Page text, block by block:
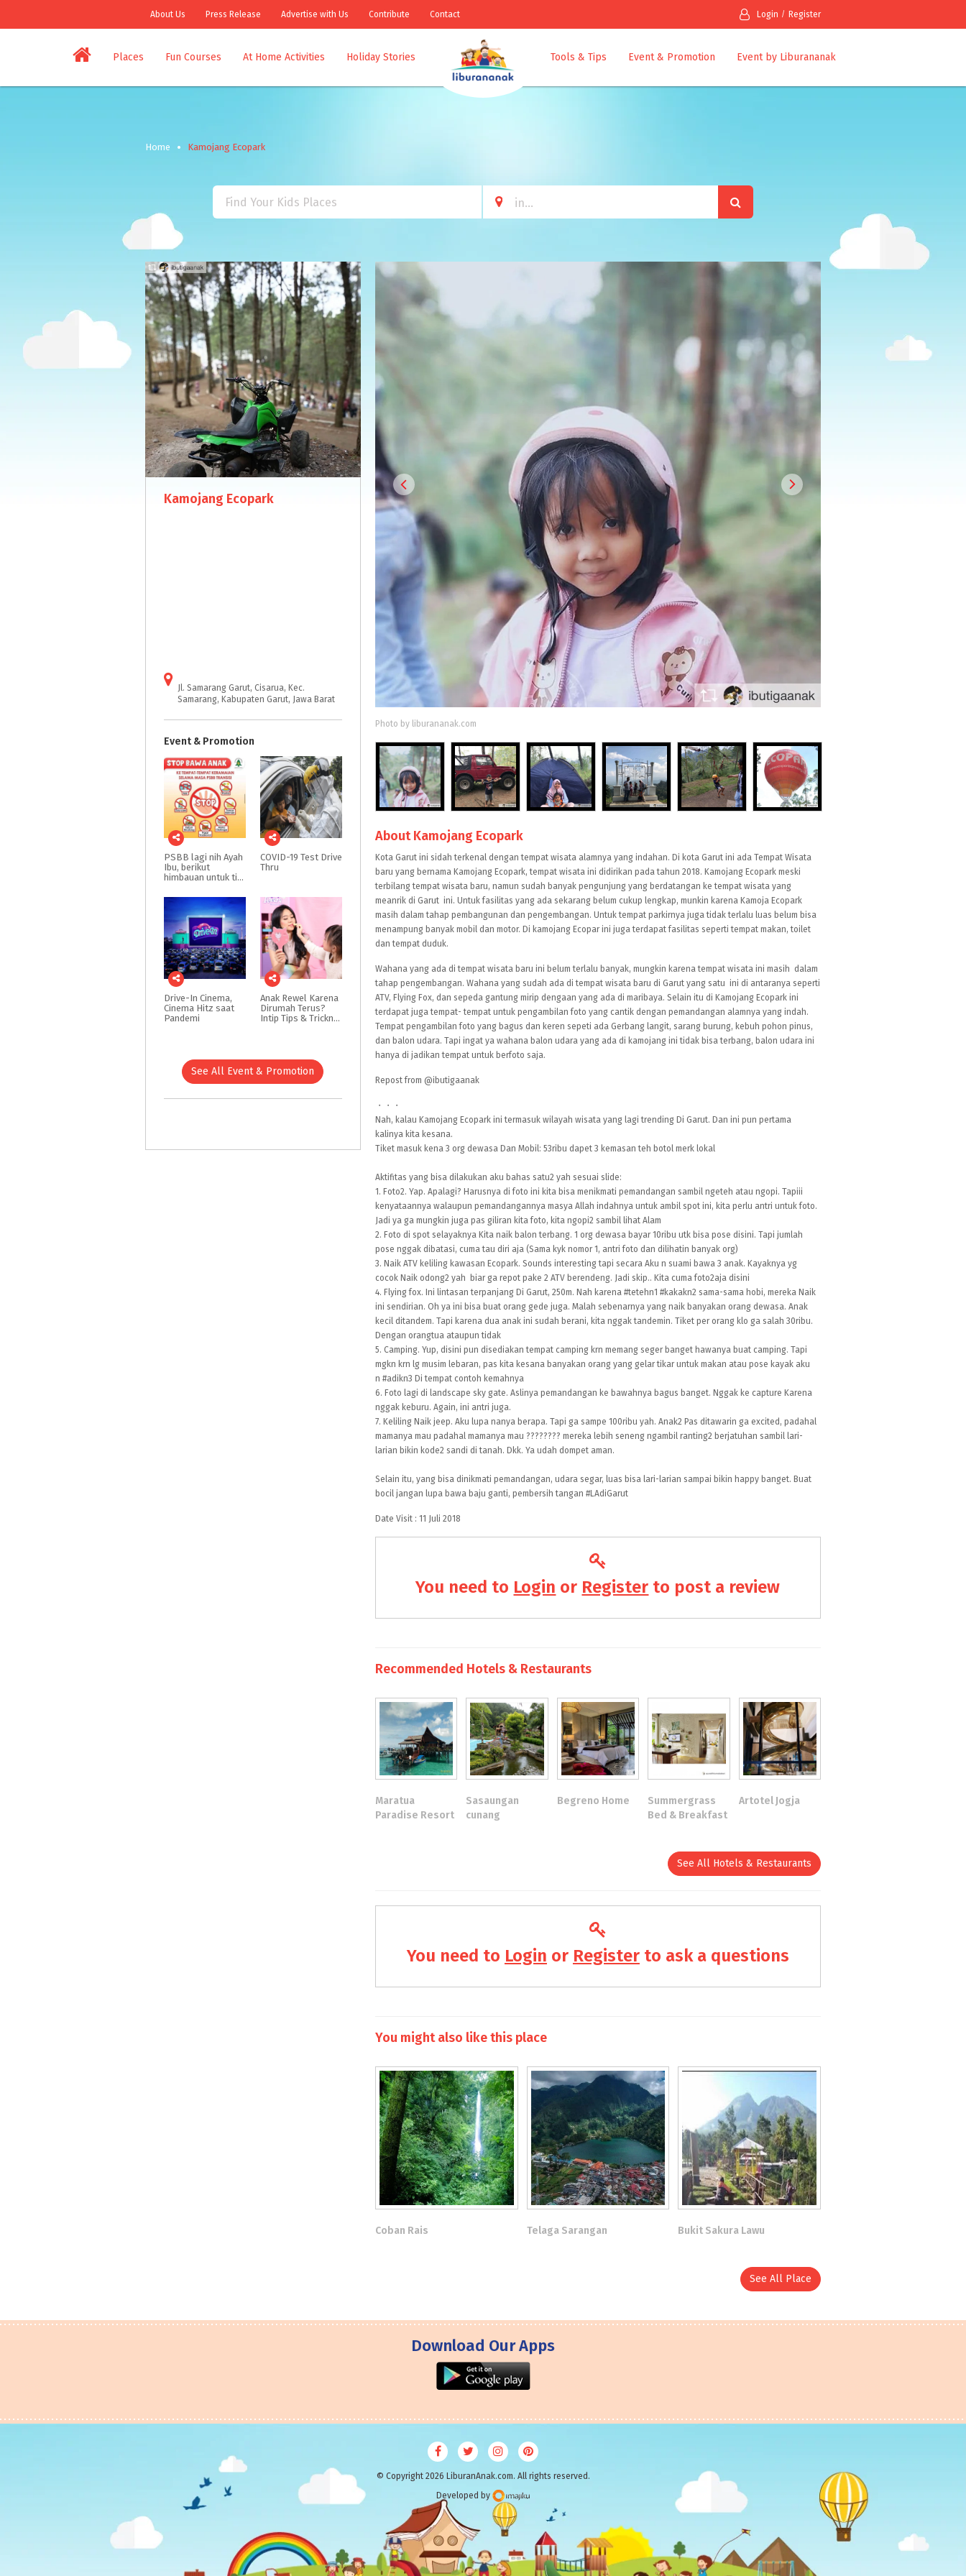
About Us Press Release Advertise with Us Contribute Contact Login Register
Places Fun Courses At Home Activities Holiday Stories Tools & Tips Event & Promotion Event by Liburananak
Home Kamojang Ecopark
Kamojang Ecopark
Jl. Samarang Garut, Cisarua, Kec.
Samarang, Kabupaten Garut, Jawa Barat
Event & Promotion
PSBB lagi nih Ayah
Ibu, berikut
himbauan untuk tidak bawa anak keluar rumah dulu yah Ayah Ibu
COVID-19 Test Drive
Thru
Drive-In Cinema,
Cinema Hitz saat
Pandemi
Anak Rewel Karena
Dirumah Terus?
Intip Tips & Tricknya
See All Event & Promotion
Photo by liburananak.com
About Kamojang Ecopark
Kota Garut ini sidah terkenal dengan tempat wisata alamnya yang indahan. Di kota Garut ini ada Tempat Wisata
baru yang bernama Kamojang Ecopark, tempat wisata ini didirikan pada tahun 2018. Kamojang Ecopark meski
terbilang tempat wisata baru, namun sudah banyak pengunjung yang berdatangan ke tempat wisata yang
meanrik di Garut ini. Untuk fasilitas yang ada sekarang belum cukup lengkap, munkin karena Kamoja Ecopark
masih dalam tahap pembangunan dan pengembangan. Untuk tempat parkirnya juga tidak terlalu luas belum bisa
menampung banyak mobil dan motor. Di kamojang Ecopar ini juga terdapat fasilitas seperti tempat makan, toilet
dan tempat duduk.
Wahana yang ada di tempat wisata baru ini belum terlalu banyak, mungkin karena tempat wisata ini masih dalam
tahap pengembangan. Wahana yang sudah ada di tempat wisata baru di Garut yang satu ini di antaranya seperti
ATV, Flying Fox, dan sepeda gantung mirip dengaan yang ada di maribaya. Selain itu di Kamojang Ecopark ini
terdapat juga tempat- tempat untuk pengambilan foto yang cantik dengan pemandangan alamnya yang indah.
Tempat pengambilan foto yang bagus dan keren sepeti ada Gerbang langit, sarang burung, kebuh pohon pinus,
dan balon udara. Tapi ingat ya wahana balon udara yang ada di kamojang ini tidak bisa terbang, balon udara ini
hanya di jadikan tempat untuk berfoto saja.
Repost from @ibutigaanak
・・・
Nah, kalau Kamojang Ecopark ini termasuk wilayah wisata yang lagi trending Di Garut. Dan ini pun pertama
kalinya kita kesana.
Tiket masuk kena 3 org dewasa Dan Mobil: 53ribu dapet 3 kemasan teh botol merk lokal
Aktifitas yang bisa dilakukan aku bahas satu2 yah sesuai slide:
1. Foto2. Yap. Apalagi? Harusnya di foto ini kita bisa menikmati pemandangan sambil ngeteh atau ngopi. Tapiii
kenyataannya walaupun pemandangannya masya Allah indahnya untuk ambil spot ini, kita perlu antri untuk foto.
Jadi ya ga mungkin juga pas giliran kita foto, kita ngopi2 sambil lihat Alam
2. Foto di spot selayaknya Kita naik balon terbang. 1 org dewasa bayar 10ribu utk bisa pose disini. Tapi jumlah
pose nggak dibatasi, cuma tau diri aja (Sama kyk nomor 1, antri foto dan dilihatin banyak org)
3. Naik ATV keliling kawasan Ecopark. Sounds interesting tapi secara Aku n suami bawa 3 anak. Kayaknya yg
cocok Naik odong2 yah biar ga repot pake 2 ATV berendeng. Jadi skip.. Kita cuma foto2aja disini
4. Flying fox. Ini lintasan terpanjang Di Garut, 250m. Nah karena #tetehn1 #kakakn2 sama-sama hobi, mereka Naik
ini sendirian. Oh ya ini bisa buat orang gede juga. Malah sebenarnya yang naik banyakan orang dewasa. Anak
kecil ditandem. Tapi karena dua anak ini sudah berani, kita nggak tandemin. Tiket per orang klo ga salah 30ribu.
Dengan orangtua ataupun tidak
5. Camping. Yup, disini pun disediakan tempat camping krn memang seger banget hawanya buat camping. Tapi
mgkn krn lg musim lebaran, pas kita kesana banyakan orang yang gelar tikar untuk makan atau pose kayak aku
n #adikn3 Di tempat contoh kemahnya
6. Foto lagi di landscape sky gate. Aslinya pemandangan ke bawahnya bagus banget. Nggak ke capture Karena
nggak keburu. Again, ini antri juga.
7. Keliling Naik jeep. Aku lupa nanya berapa. Tapi ga sampe 100ribu yah. Anak2 Pas ditawarin ga excited, padahal
mamanya mau padahal mamanya mau ???????? mereka lebih seneng ngambil ranting2 berjatuhan sambil lari-
larian bikin kode2 sandi di tanah. Dkk. Ya udah dompet aman.
Selain itu, yang bisa dinikmati pemandangan, udara segar, luas bisa lari-larian sampai bikin happy banget. Buat
bocil jangan lupa bawa baju ganti, pembersih tangan #LAdiGarut
Date Visit : 11 Juli 2018
You need to Login or Register to post a review
Recommended Hotels & Restaurants
Maratua
Paradise Resort
Sasaungan
cunang
Begreno Home
Summergrass
Bed & Breakfast
Artotel Jogja
See All Hotels & Restaurants
You need to Login or Registerto ask a questions
You might also like this place
Coban Rais Telaga Sarangan Bukit Sakura Lawu
See All Place
Download Our Apps
© Copyright 2026 LiburanAnak.com. All rights reserved.
Developed by